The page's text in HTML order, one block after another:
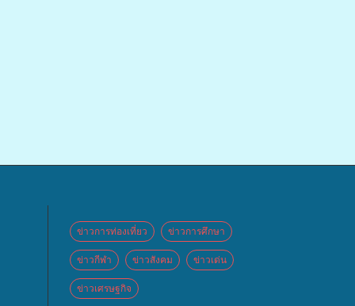
ข่าวการท่องเที่ยว ข่าวการศึกษา
ข่าวกีฬา ข่าวสังคม ข่าวเด่น
ข่าวเศรษฐกิจ